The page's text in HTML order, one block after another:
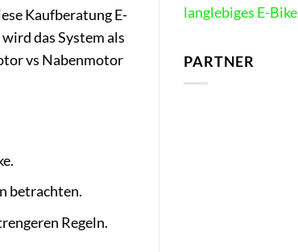
Kaufberatung E-
das System als
vs Nabenmotor
betrachten.
Regeln.
langlebiges E-Bike
PARTNER